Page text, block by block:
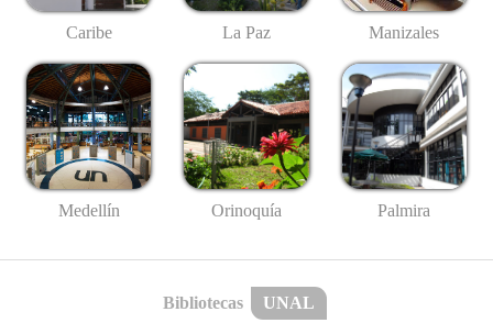
Caribe La Paz Manizales
Medellín Orinoquía Palmira
Bibliotecas UNAL